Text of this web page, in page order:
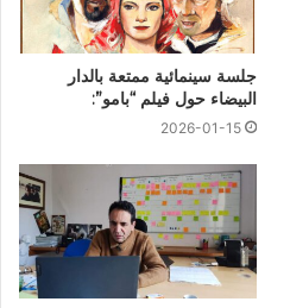
جلسة سينمائية ممتعة بالدار
البيضاء حول فيلم “بامو”:
2026-01-15